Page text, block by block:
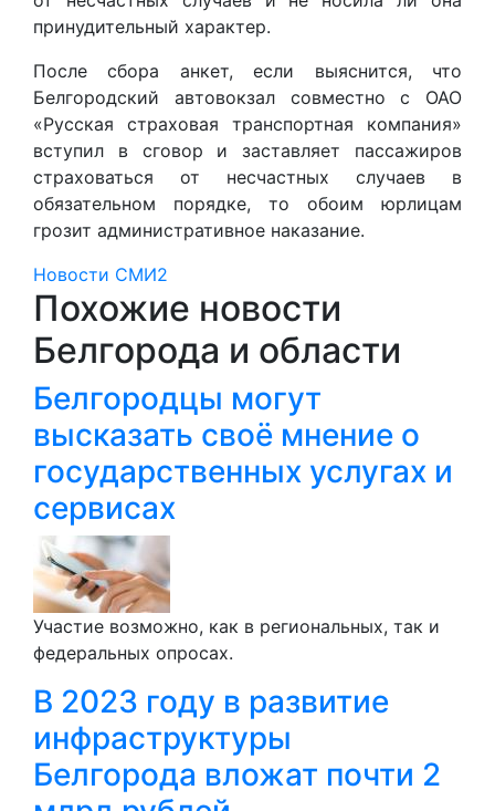
принудительный характер.
После сбора анкет, если выяснится, что
Белгородский автовокзал совместно с ОАО
«Русская страховая транспортная компания»
вступил в сговор и заставляет пассажиров
страховаться от несчастных случаев в
обязательном порядке, то обоим юрлицам
грозит административное наказание.
Новости СМИ2
Похожие новости
Белгорода и области
Белгородцы могут
высказать своё мнение о
государственных услугах и
сервисах
Участие возможно, как в региональных, так и
федеральных опросах.
В 2023 году в развитие
инфраструктуры
Белгорода вложат почти 2